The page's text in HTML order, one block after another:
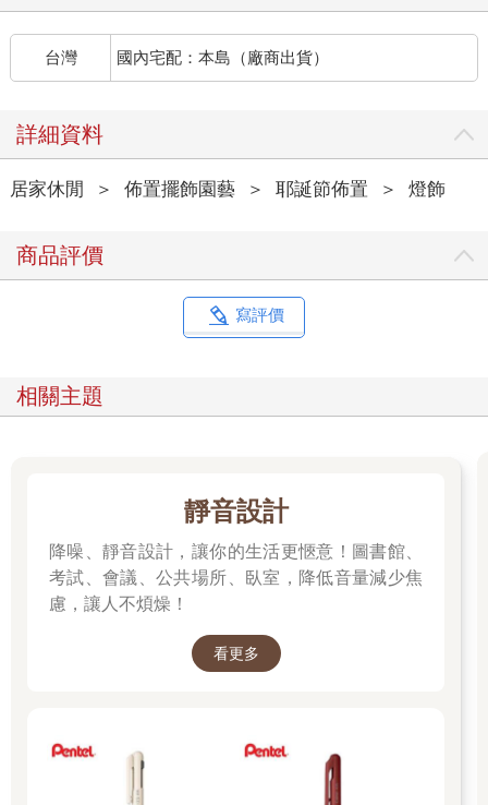
台灣 國內宅配：本島（廠商出貨）
詳細資料
居家休閒 ＞ 佈置擺飾園藝 ＞ 耶誕節佈置 ＞ 燈飾
商品評價
寫評價
相關主題
靜音設計
降噪、靜音設計，讓你的生活更愜意！圖書館、
考試、會議、公共場所、臥室，降低音量減少焦
慮，讓人不煩燥！
看更多